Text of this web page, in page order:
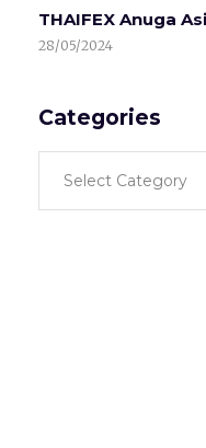
THAIFEX Anuga
28/05/2024
Categories